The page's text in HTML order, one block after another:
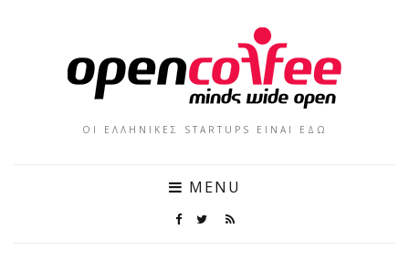
ΟΙ ΕΛΛΗΝΙΚΕΣ STARTUPS ΕΙΝΑΙ ΕΔΩ
MENU